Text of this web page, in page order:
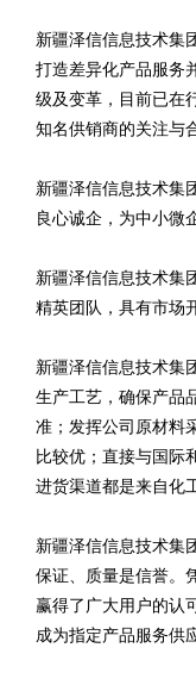
新疆泽信信息技术集
打造差异化产品服务
级及变革，目前已在
知名供销商的关注与
新疆泽信信息技术集
良心诚企，为中小微
新疆泽信信息技术集
精英团队，具有市场
新疆泽信信息技术集
生产工艺，确保产品
准；发挥公司原材料
比较优；直接与国际
进货渠道都是来自化
新疆泽信信息技术集
保证、质量是信誉。
赢得了广大用户的认
成为指定产品服务供